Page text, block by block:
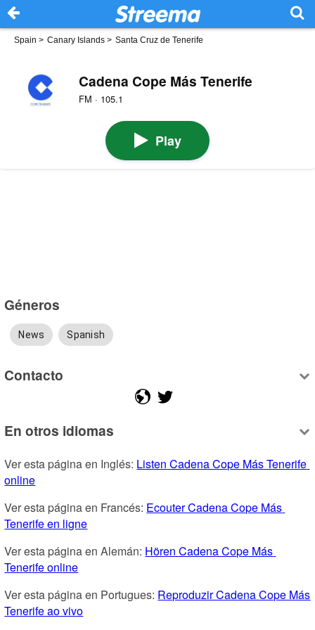
Spain > Canary Islands > Santa Cruz de Tenerife
Cadena Cope Más Tenerife
FM · 105.1
Play
Géneros
News Spanish
Contacto
En otros idiomas
Ver esta página en Inglés: Listen Cadena Cope Más Tenerife
online
Ver esta página en Francés: Ecouter Cadena Cope Más
Tenerife en ligne
Ver esta página en Alemán: Hören Cadena Cope Más
Tenerife online
Ver esta página en Portugues: Reproduzir Cadena Cope Más
Tenerife ao vivo